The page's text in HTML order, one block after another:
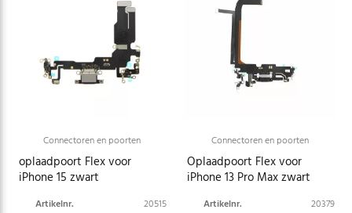
Connectoren en poorten
oplaadpoort Flex voor
iPhone 15 zwart
Artikelnr.
20515
Connectoren en poorten
Oplaadpoort Flex voor
iPhone 13 Pro Max zwart
Artikelnr.
20379